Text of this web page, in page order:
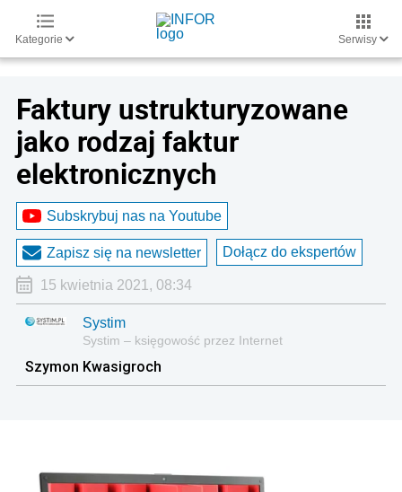
Kategorie Serwisy
Faktury ustrukturyzowane
jako rodzaj faktur
elektronicznych
Subskrybuj nas na Youtube
Zapisz się na newsletter Dołącz do ekspertów
15 kwietnia 2021, 08:34
Systim
Systim – księgowość przez Internet
Szymon Kwasigroch